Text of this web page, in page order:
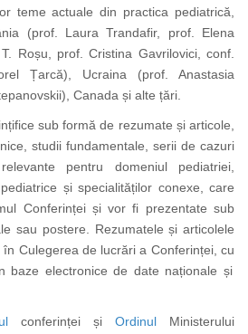
teme actuale din practica pediatrică,
(prof. Laura Trandafir, prof. Elena
Roșu, prof. Cristina Gavrilovici, conf.
Țarcă), Ucraina (prof. Anastasia
Canada și alte țări.
sub formă de rezumate și articole,
studii fundamentale, serii de cazuri
pentru domeniul pediatriei,
și specialităților conexe, care
Conferinței și vor fi prezentate sub
sau postere. Rezumatele și articolele
Culegerea de lucrări a Conferinței, cu
baze electronice de date naționale și
conferinței și Ordinul Ministerului